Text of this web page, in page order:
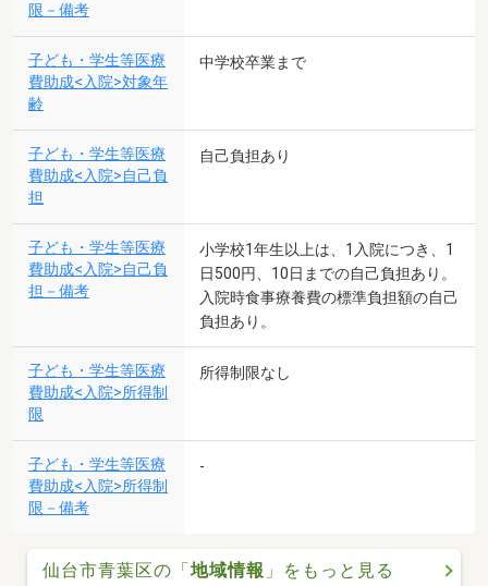
限－備考
子ども・学生等医療
費助成<入院>対象年
齢
中学校卒業まで
子ども・学生等医療
費助成<入院>自己負
担
自己負担あり
子ども・学生等医療
費助成<入院>自己負
担－備考
小学校1年生以上は、1入院につき、1
日500円、10日までの自己負担あり。
入院時食事療養費の標準負担額の自己
負担あり。
子ども・学生等医療
費助成<入院>所得制
限
所得制限なし
子ども・学生等医療
費助成<入院>所得制
限－備考
-
仙台市青葉区の「地域情報 」をもっと見る